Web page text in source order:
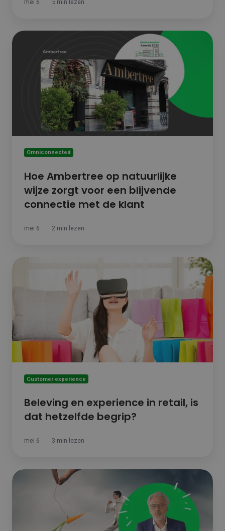
mei 6 5 min lezen
Hoe
natuurlijke
connectie
Omniconnected
Hoe Ambertree op natuurlijke
wijze zorgt voor een blijvende
connectie met de klant
mei 6 2 min lezen
Beleving
dat
hetzelfde
Customer experience
Beleving en experience in retail, is
dat hetzelfde begrip?
mei 6 3 min lezen
Wie